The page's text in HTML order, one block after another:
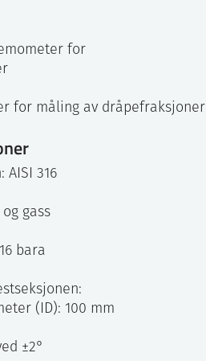
for
for måling av dråpefraksjoner
316
gass
bara
(ID): 100 mm
±2°